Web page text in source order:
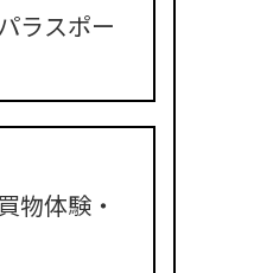
ラスポー
物体験・